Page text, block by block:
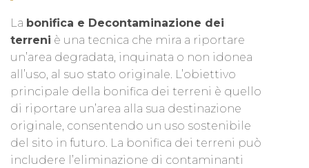
La bonifica e Decontaminazione dei
terreni è una tecnica che mira a riportare
un’area degradata, inquinata o non idonea
all’uso, al suo stato originale. L’obiettivo
principale della bonifica dei terreni è quello
di riportare un’area alla sua destinazione
originale, consentendo un uso sostenibile
del sito in futuro. La bonifica dei terreni può
includere l’eliminazione di contaminanti